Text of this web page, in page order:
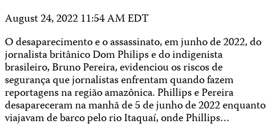
August 24, 2022 11:54 AM EDT
O desaparecimento e o assassinato, em junho de 2022, do
jornalista britânico Dom Philips e do indigenista
brasileiro, Bruno Pereira, evidenciou os riscos de
segurança que jornalistas enfrentam quando fazem
reportagens na região amazônica. Phillips e Pereira
desapareceram na manhã de 5 de junho de 2022 enquanto
viajavam de barco pelo rio Itaquaí, onde Phillips…